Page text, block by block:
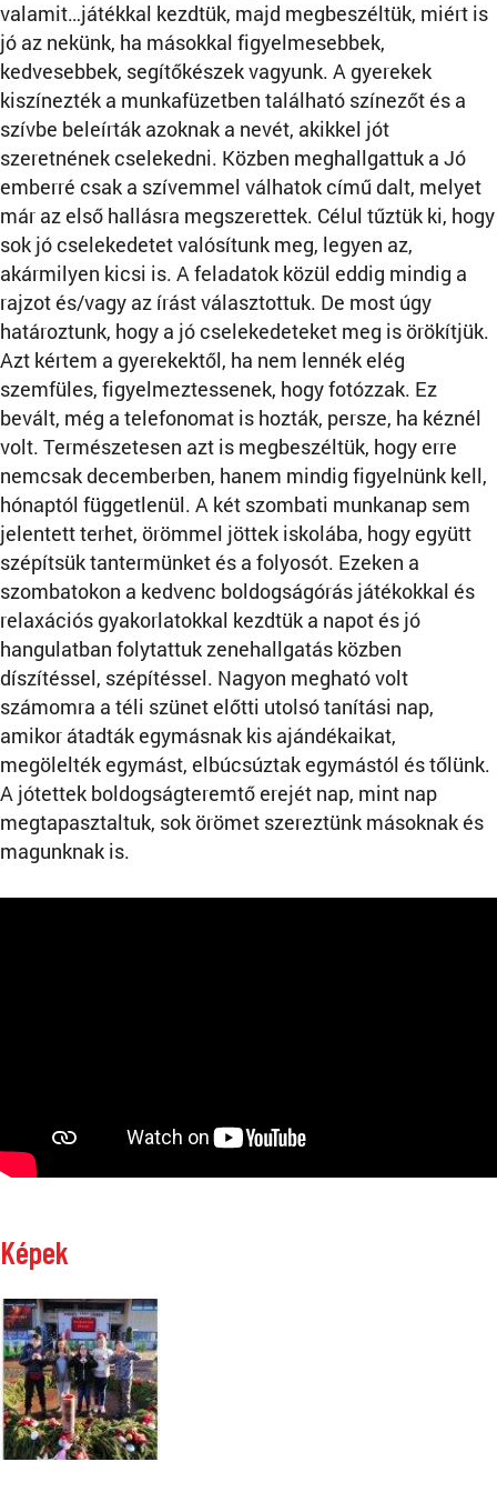
valamit…játékkal kezdtük, majd megbeszéltük, miért is
jó az nekünk, ha másokkal figyelmesebbek,
kedvesebbek, segítőkészek vagyunk. A gyerekek
kiszínezték a munkafüzetben található színezőt és a
szívbe beleírták azoknak a nevét, akikkel jót
szeretnének cselekedni. Közben meghallgattuk a Jó
emberré csak a szívemmel válhatok című dalt, melyet
már az első hallásra megszerettek. Célul tűztük ki, hogy
sok jó cselekedetet valósítunk meg, legyen az,
akármilyen kicsi is. A feladatok közül eddig mindig a
rajzot és/vagy az írást választottuk. De most úgy
határoztunk, hogy a jó cselekedeteket meg is örökítjük.
Azt kértem a gyerekektől, ha nem lennék elég
szemfüles, figyelmeztessenek, hogy fotózzak. Ez
bevált, még a telefonomat is hozták, persze, ha kéznél
volt. Természetesen azt is megbeszéltük, hogy erre
nemcsak decemberben, hanem mindig figyelnünk kell,
hónaptól függetlenül. A két szombati munkanap sem
jelentett terhet, örömmel jöttek iskolába, hogy együtt
szépítsük tantermünket és a folyosót. Ezeken a
szombatokon a kedvenc boldogságórás játékokkal és
relaxációs gyakorlatokkal kezdtük a napot és jó
hangulatban folytattuk zenehallgatás közben
díszítéssel, szépítéssel. Nagyon megható volt
számomra a téli szünet előtti utolsó tanítási nap,
amikor átadták egymásnak kis ajándékaikat,
megölelték egymást, elbúcsúztak egymástól és tőlünk.
A jótettek boldogságteremtő erejét nap, mint nap
megtapasztaltuk, sok örömet szereztünk másoknak és
magunknak is.
Képek